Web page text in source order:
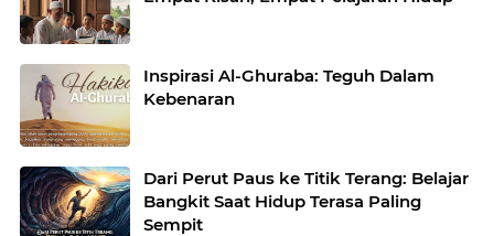
Inspirasi Al-Ghuraba: Teguh Dalam
Kebenaran
Dari Perut Paus ke Titik Terang: Belajar
Bangkit Saat Hidup Terasa Paling
Sempit